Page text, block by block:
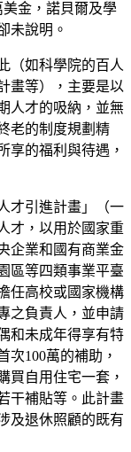
美金，諾貝爾及學
未說明。
（如科學院的百人
畫等），主要是以
人才的吸納，並無
老的制度規劃精
享的福利與待遇，
才引進計畫」（一
才，以用於國家重
企業和國有商業金
區等四類事業平臺
任高校或國家機構
之負責人，並申請
和未成年得享有特
次100萬的補助，
買自用住宅一套，
干補貼等。此計畫
及退休照顧的既有